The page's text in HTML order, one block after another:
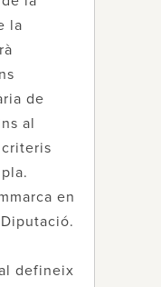
la
de
al
en
defineix